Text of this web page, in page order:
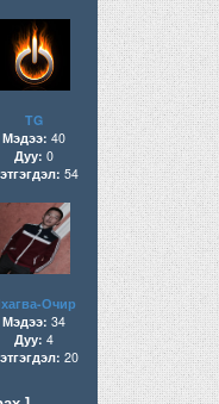
TG
Мэдээ: 40
Дуу: 0
54
Очир
Мэдээ: 34
Дуу: 4
20